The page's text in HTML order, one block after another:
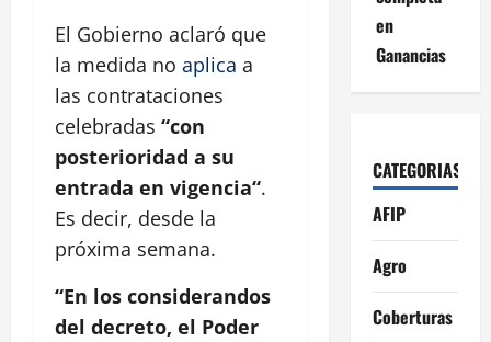
El Gobierno aclaró que
la medida no aplica a
las contrataciones
celebradas “con
posterioridad a su
entrada en vigencia“.
Es decir, desde la
próxima semana.
“En los considerandos
del decreto, el Poder
en
Ganancias
CATEGORIAS
AFIP
Agro
Coberturas